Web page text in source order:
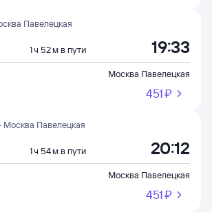
Павелецкая
1 ч 52 м в пути 19:33
Москва Павелецкая
451 ⁠₽
Павелецкая
1 ч 54 м в пути 20:12
Москва Павелецкая
451 ⁠₽